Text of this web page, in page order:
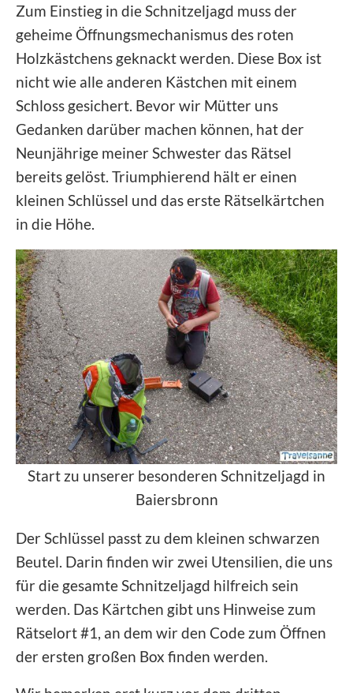
Zum Einstieg in die Schnitzeljagd muss der
geheime Öffnungsmechanismus des roten
Holzkästchens geknackt werden. Diese Box ist
nicht wie alle anderen Kästchen mit einem
Schloss gesichert. Bevor wir Mütter uns
Gedanken darüber machen können, hat der
Neunjährige meiner Schwester das Rätsel
bereits gelöst. Triumphierend hält er einen
kleinen Schlüssel und das erste Rätselkärtchen
in die Höhe.
Start zu unserer besonderen Schnitzeljagd in
Baiersbronn
Der Schlüssel passt zu dem kleinen schwarzen
Beutel. Darin finden wir zwei Utensilien, die uns
für die gesamte Schnitzeljagd hilfreich sein
werden. Das Kärtchen gibt uns Hinweise zum
Rätselort #1, an dem wir den Code zum Öffnen
der ersten großen Box finden werden.